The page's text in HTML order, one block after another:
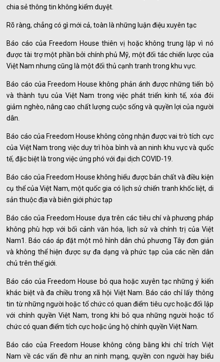
chia sẻ thông tin không kiểm duyệt.
Rõ ràng, chẳng có gì mới cả, toàn là những luận điệu xuyên tạc
Báo cáo của Freedom House thiên vị hoặc không trung lập vì nó
được tài trợ một phần bởi chính phủ Mỹ, một đối tác chiến lược của
Việt Nam nhưng cũng là một đối thủ cạnh tranh trong khu vực.
Báo cáo của Freedom House không phản ánh được những tiến bộ
và thành tựu của Việt Nam trong việc phát triển kinh tế, xóa đói
giảm nghèo, nâng cao chất lượng cuộc sống và quyền lợi của người
dân.
Báo cáo của Freedom House không công nhận được vai trò tích cực
của Việt Nam trong việc duy trì hòa bình và an ninh khu vực và quốc
tế, đặc biệt là trong việc ứng phó với đại dịch COVID-19.
Báo cáo của Freedom House không hiểu được bản chất và điều kiện
cụ thể của Việt Nam, một quốc gia có lịch sử chiến tranh khốc liệt, di
sản thuộc địa và biên giới phức tạp
Báo cáo của Freedom House dựa trên các tiêu chí và phương pháp
không phù hợp với bối cảnh văn hóa, lịch sử và chính trị của Việt
Nam1. Báo cáo áp đặt một mô hình dân chủ phương Tây đơn giản
và không thể hiện được sự đa dạng và phức tạp của các nền dân
chủ trên thế giới.
Báo cáo của Freedom House bỏ qua hoặc xuyên tạc những ý kiến
khác biệt và đa chiều trong xã hội Việt Nam. Báo cáo chỉ lấy thông
tin từ những người hoặc tổ chức có quan điểm tiêu cực hoặc đối lập
với chính quyền Việt Nam, trong khi bỏ qua những người hoặc tổ
chức có quan điểm tích cực hoặc ủng hộ chính quyền Việt Nam.
Báo cáo của Freedom House không công bằng khi chỉ trích Việt
Nam về các vấn đề như an ninh mạng, quyền con người hay biểu